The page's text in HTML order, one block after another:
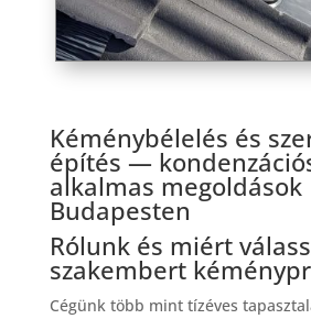
Kéménybélelés és
építés —
alkalmas megoldások
Budapesten
Rólunk és miért
szakembert
Cégünk több mint tízéves